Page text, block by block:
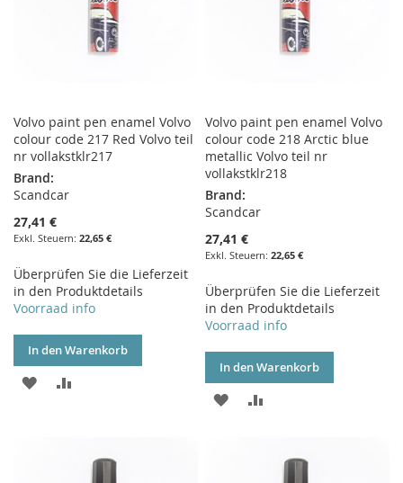
Volvo paint pen enamel Volvo
colour code 217 Red Volvo teil
nr vollakstklr217
Brand:
Scandcar
27,41 €
22,65 €
Überprüfen Sie die Lieferzeit
in den Produktdetails
Voorraad info
In den Warenkorb
ZUR
Volvo paint pen enamel Volvo
colour code 218 Arctic blue
metallic Volvo teil nr
vollakstklr218
Brand:
Scandcar
27,41 €
22,65 €
Überprüfen Sie die Lieferzeit
in den Produktdetails
Voorraad info
In den Warenkorb
ZUR
HINZUFÜGENHINZUFÜGEN